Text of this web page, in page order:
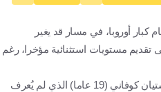
ضد بايرن ميونخ
ريال مدريد ضد جيرونا
بوروسيا دورتموند ضد باير ليفركوزن
كبار أوروبا، في مسار قد يغير
تقديم مستويات استثنائية مؤخرا، رغم
ويتعلق الأمر بنجم باير ليفركوزن كريستيان كوفاني (19 عاما) الذي لم يُعرف